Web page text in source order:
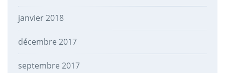
janvier 2018
décembre 2017
septembre 2017